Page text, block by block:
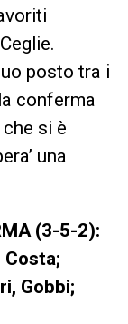
posto tra i
conferma
si è
una
(3-5-2):
Gobbi;